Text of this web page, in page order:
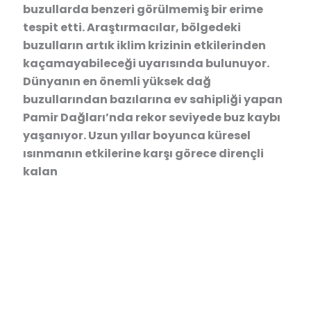
buzullarda benzeri görülmemiş bir erime
tespit etti. Araştırmacılar, bölgedeki
buzulların artık iklim krizinin etkilerinden
kaçamayabileceği uyarısında bulunuyor.
Dünyanın en önemli yüksek dağ
buzullarından bazılarına ev sahipliği yapan
Pamir Dağları’nda rekor seviyede buz kaybı
yaşanıyor. Uzun yıllar boyunca küresel
ısınmanın etkilerine karşı görece dirençli
kalan